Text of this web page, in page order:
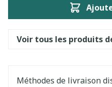
Voir tous les produits
Méthodes de livraison